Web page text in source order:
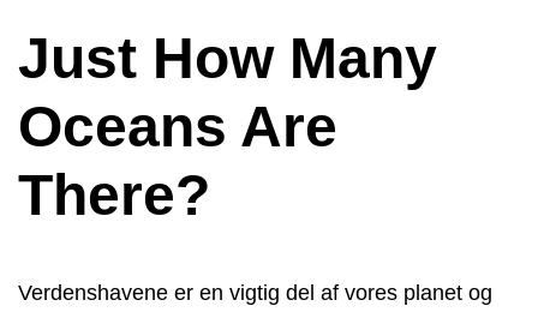
Just How Many
Oceans Are
There?
Verdenshavene er en vigtig del af vores planet og